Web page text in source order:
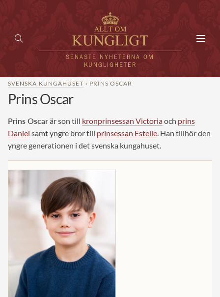
SENASTE NYHETERNA OM
KUNGLIGHETER
KUNGAFAMILJEN
UTLÄNDSKT
VÄRLDENS KUNGAHUS
Svenska kungahuset
Brittiska kungahuset
Norska kungahuset
Danska kungahuset
Spanska kungahuset
Nederländska kungahuset
REDAKTION
SVENSKA KUNGAHUSET › PRINS OSCAR
Prins Oscar
Prins Oscarär son till kronprinsessan Victoriaoch prins
Daniel samt yngre bror till prinsessan Estelle . Han tillhör den
yngre generationen i det svenska kungahuset.